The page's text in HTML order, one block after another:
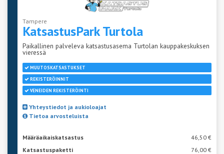
Tampere
KatsastusParkTurtola
Paikallinen palveleva katsastusasema Turtolan kauppakeskuksen
vieressä
MUUTOSKATSASTUKSET
REKISTERÖINNIT
VENEIDEN REKISTERÖINTI
Yhteystiedot ja aukioloajat
Tietoa arvosteluista
Määräaikaiskatsastus
46,50 €
Katsastuspaketti
76,00 €